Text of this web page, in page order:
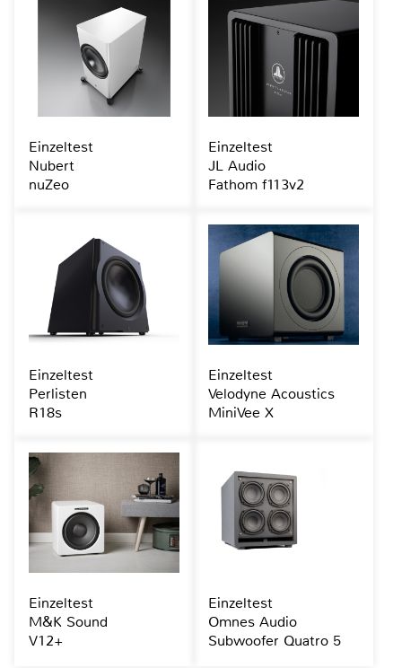
Einzeltest
Nubert
nuZeo
Einzeltest
JL Audio
Fathom f113v2
Einzeltest
Perlisten
R18s
Einzeltest
Velodyne Acoustics
MiniVee X
Einzeltest
M&K Sound
V12+
Einzeltest
Omnes Audio
Subwoofer Quatro 5